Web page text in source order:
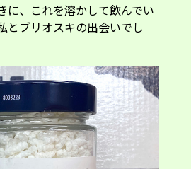
に、これを溶かして飲んでい
とブリオスキの出会いでし